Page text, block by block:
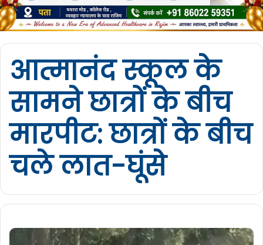
आत्मानंद स्कूल के
सामने छात्रों के बीच
मारपीट: छात्रों के बीच
चले लात-घूंसे